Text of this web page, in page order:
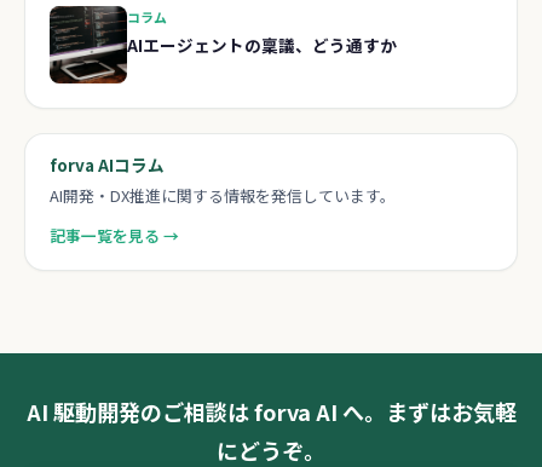
コラム
AIエージェントの稟議、どう通すか
forva AIコラム
AI開発・DX推進に関する情報を発信しています。
記事一覧を見る →
AI 駆動開発のご相談は forva AI へ。まずはお気軽
にどうぞ。